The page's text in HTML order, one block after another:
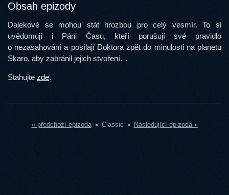
Obsah epizody
Dalekové se mohou stát hrozbou pro celý vesmír. To si
uvědomují i Páni Času, kteří porušují své pravidlo
o nezasahování a posílají Doktora zpět do minulosti na planetu
Skaro, aby zabránil jejich stvoření…
Stahujte zde.
« předchozí epizoda Classic Následující epizoda »